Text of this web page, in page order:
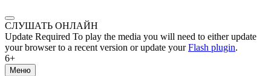
СЛУШАТЬ ОНЛАЙН
Update Required To play the media you will need to either update
your browser to a recent version or update yourFlash plugin.
6+
Меню